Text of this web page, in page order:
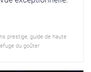
prestige, guide de haute
du goûter